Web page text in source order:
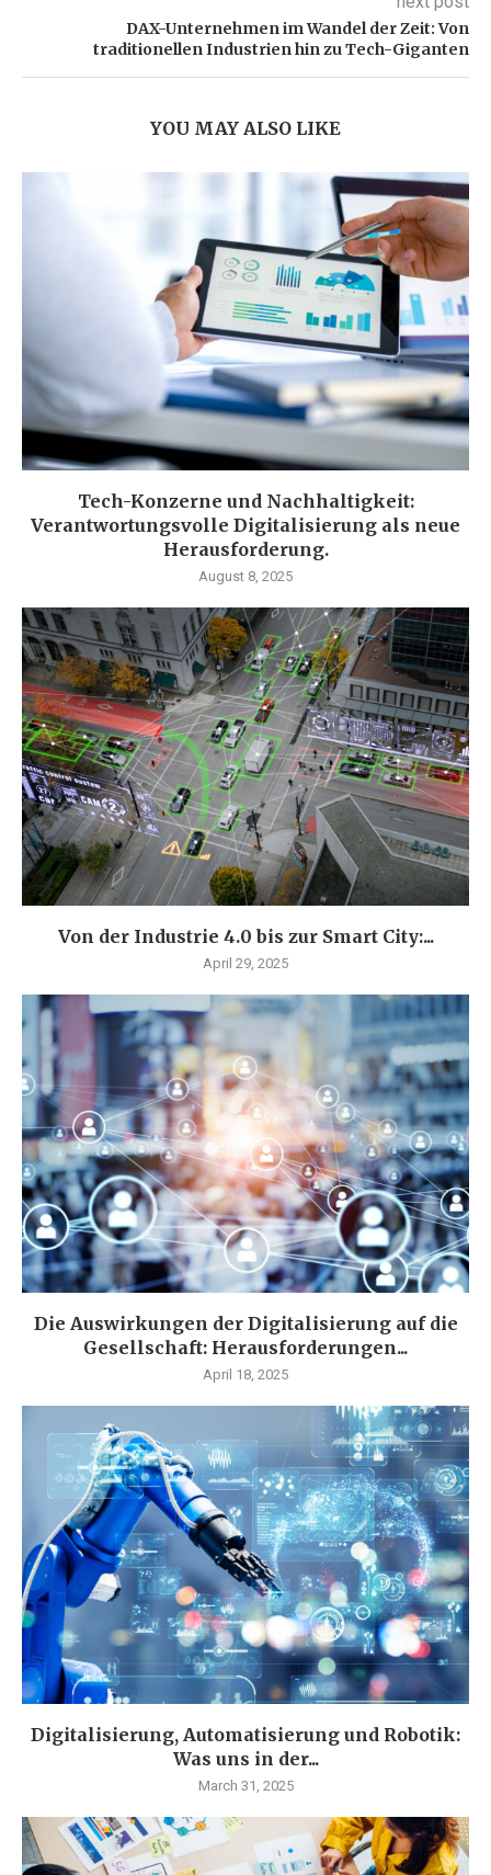
DAX-Unternehmen im Wandel der Zeit: Von
traditionellen Industrien hin zu Tech-Giganten
YOU MAY ALSO LIKE
Tech-Konzerne und Nachhaltigkeit:
Verantwortungsvolle Digitalisierung als neue
Herausforderung.
August 8, 2025
Von der Industrie 4.0 bis zur Smart City:...
April 29, 2025
Die Auswirkungen der Digitalisierung auf die
Gesellschaft: Herausforderungen...
April 18, 2025
Digitalisierung, Automatisierung und Robotik:
Was uns in der...
March 31, 2025